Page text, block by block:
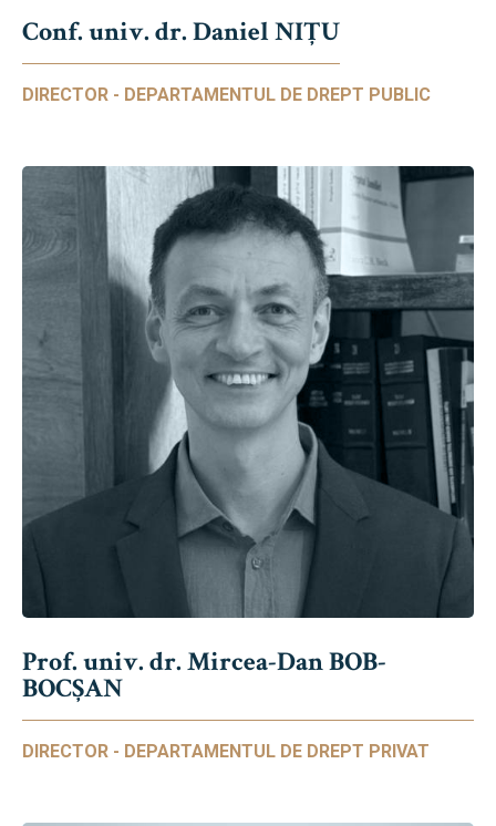
Conf. univ. dr. Daniel NIŢU
DIRECTOR - DEPARTAMENTUL DE DREPT PUBLIC
Prof. univ. dr. Mircea-Dan BOB-
BOCȘAN
DIRECTOR - DEPARTAMENTUL DE DREPT PRIVAT